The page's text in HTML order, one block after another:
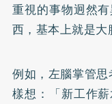
重視的事物迥然
西，基本上就是大
例如，左腦掌管
樣想：「新工作